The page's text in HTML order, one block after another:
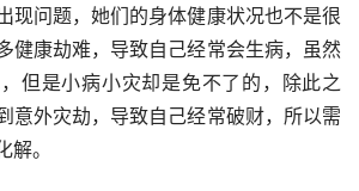
现问题，她们的身体健康状况也不是很
健康劫难，导致自己经常会生病，虽然
但是小病小灾却是免不了的，除此之
意外灾劫，导致自己经常破财，所以需
。